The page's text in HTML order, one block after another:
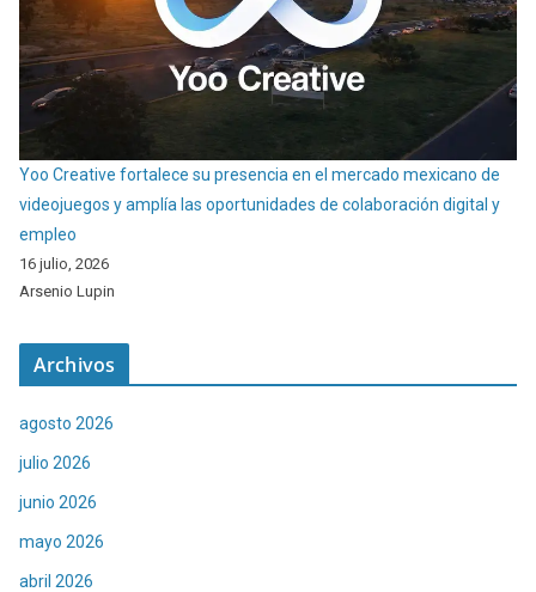
Yoo Creative fortalece su presencia en el mercado mexicano de
videojuegos y amplía las oportunidades de colaboración digital y
empleo
16 julio, 2026
Arsenio Lupin
Archivos
agosto 2026
julio 2026
junio 2026
mayo 2026
abril 2026